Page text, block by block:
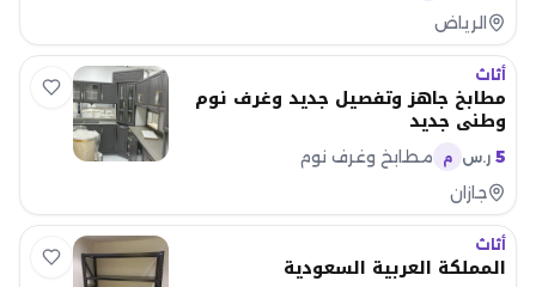
الرياض
أثاث
مطابخ جاهز وتفصيل جديد وغرف نوم
وطني جديد
5 ر.س م
مطابخ وغرف نوم
جازان
أثاث
المملكة العربية السعودية